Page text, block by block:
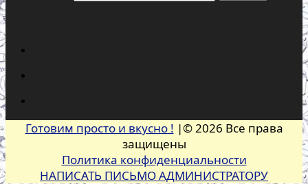
Готовим просто и вкусно ! |© 2026 Все права
защищены
Политика конфиденциальности
НАПИСАТЬ ПИСЬМО АДМИНИСТРАТОРУ